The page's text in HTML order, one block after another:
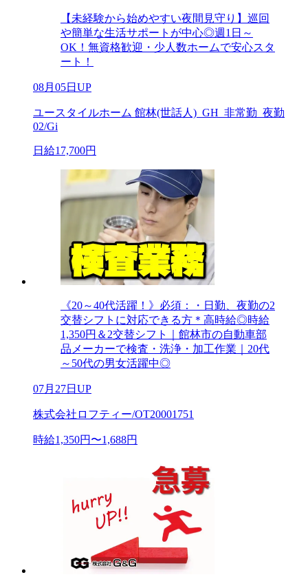
【未経験から始めやすい夜間見守り】巡回
や簡単な生活サポートが中心◎週1日～
OK！無資格歓迎・少人数ホームで安心スタ
ート！
08月05日UP
ユースタイルホーム 館林(世話人)_GH_非常勤_夜勤
02/Gi
日給17,700円
《20～40代活躍！》必須：・日勤、夜勤の2
交替シフトに対応できる方＊高時給◎時給
1,350円＆2交替シフト｜館林市の自動車部
品メーカーで検査・洗浄・加工作業｜20代
～50代の男女活躍中◎
07月27日UP
株式会社ロフティー/OT20001751
時給1,350円〜1,688円